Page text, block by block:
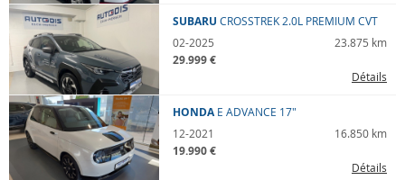
SUBARU CROSSTREK 2.0L PREMIUM CVT
02-2025
23.875 km
29.999 €
Détails
HONDA E ADVANCE 17"
12-2021
16.850 km
19.990 €
Détails